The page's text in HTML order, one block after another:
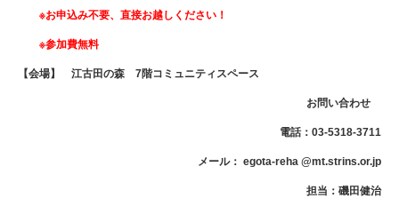
※お申込み不要、直接お越しください！
※参加費無料
【会場】 江古田の森 7階コミュニティスペース
お問い合わせ
電話：03-5318-3711
メール： egota-reha @mt.strins.or.jp
担当：磯田健治